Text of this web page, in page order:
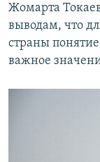
Жомарта
выводам, что
страны
важное